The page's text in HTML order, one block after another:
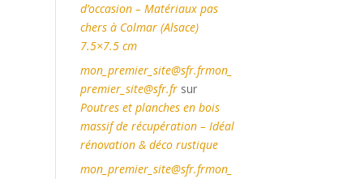
d’occasion – Matériaux pas
chers à Colmar (Alsace)
7.5×7.5 cm
mon_premier_site@sfr.frmon_
premier_site@sfr.fr sur
Poutres et planches en bois
massif de récupération – Idéal
rénovation & déco rustique
mon_premier_site@sfr.frmon_